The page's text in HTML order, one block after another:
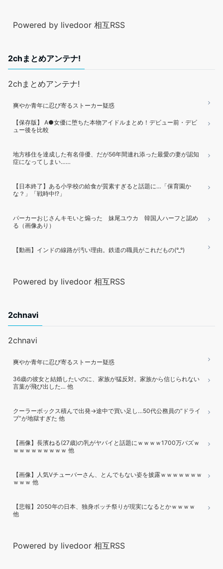
Powered by livedoor 相互RSS
2chまとめアンテナ!
2chまとめアンテナ!
爽やか青年に忍び寄るストーカー疑惑
【保存版】 A●女優に堕ちた本物アイドルまとめ！デビュー前・デビ
ュー後を比較
地方移住を達成した有名俳優、だが56年間連れ添った最愛の妻が認知
症になってしまい……
【日本終了】ある小学校の給食が質素すぎると話題に…「保育園か
な？」「戦時中!?」
パーカーおじさんキモいと煽った 妹尾ユウカ 韓国人ハーフと認め
る（画像あり）
【動画】インドの線路が汚い理由。鉄道の職員がこれだもの(°_°)
Powered by livedoor 相互RSS
2chnavi
2chnavi
爽やか青年に忍び寄るストーカー疑惑
36歳の彼女と結婚したいのに、家族が猛反対。家族から信じられない
言葉が飛び出した… 他
クーラーボックス積んで出発→途中で買い足し…50代公務員の“ドライ
ブ”が地獄すぎた 他
【画像】長濱ねる(27歳)の乳がヤバイと話題にｗｗｗｗ1700万バズｗ
ｗｗｗｗｗｗｗｗｗ 他
【画像】人気Vチューバーさん、とんでもない姿を披露ｗｗｗｗｗｗｗ
ｗｗｗ 他
【悲報】2050年の日本、独身ボッチ祭りが現実になるとかｗｗｗｗ
他
Powered by livedoor 相互RSS